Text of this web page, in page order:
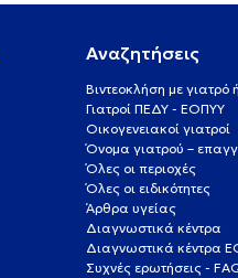
Αναζητήσεις
Βιντεοκλήση με
Γιατροί ΠΕΔΥ - ΕΟΠΥΥ
Οικογενειακοί γιατροί
Όνομα γιατρού –
Όλες οι περιοχές
Όλες οι ειδικότητες
Άρθρα υγείας
Διαγνωστικά κέντρα
Διαγνωστικά κέντρα
Συχνές ερωτήσεις -